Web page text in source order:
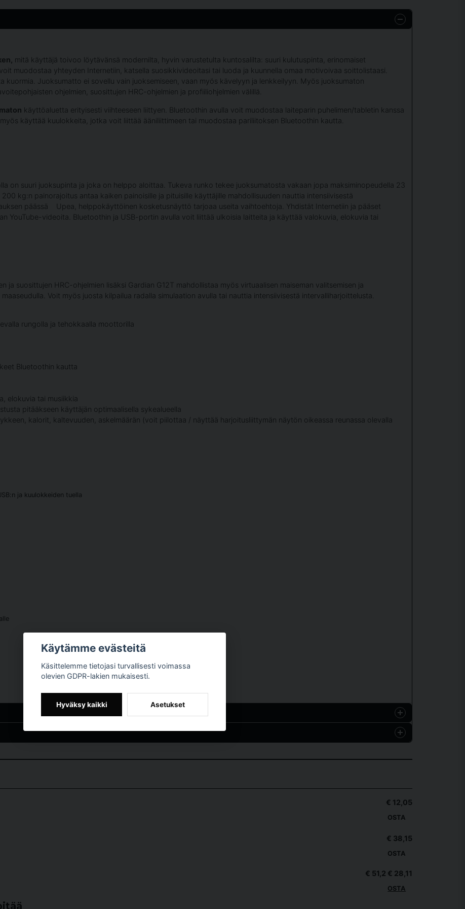
mitä käyttäjä toivoo löytävänsä modernilta, hyvin varustetulta kuntosalilta: suuri kulutuspinta, erinomaiset
muodostaa yhteyden Internetiin, katsella suosikkivideoitasi tai luoda ja kuunnella omaa motivoivaa soittolistaasi.
kuormia. Juoksumatto ei sovellu vain juoksemiseen, vaan myös kävelyyn ja lenkkeilyyn. Myös juoksumaton
ohjelmien, suosittujen HRC-ohjelmien ja profiiliohjelmien välillä.
käyttöaluetta erityisesti viihteeseen liittyen. Bluetoothin avulla voit muodostaa laiteparin puhelimen/tabletin kanssa
käyttää kuulokkeita, jotka voit liittää ääniliittimeen tai muodostaa pariliitoksen Bluetoothin kautta.
on suuri juoksupinta ja joka on helppo aloittaa. Tukeva runko tekee juoksumatosta vakaan jopa maksiminopeudella 23
kg:n painorajoitus antaa kaiken painoisille ja pituisille käyttäjille mahdollisuuden nauttia intensiivisestä
päässä Upea, helppokäyttöinen kosketusnäyttö tarjoaa useita vaihtoehtoja. Yhdistät Internetiin ja pääset
YouTube-videoita. Bluetoothin ja USB-portin avulla voit liittää ulkoisia laitteita ja käyttää valokuvia, elokuvia tai
ja suosittujen HRC-ohjelmien lisäksi Gardian G12T mahdollistaa myös virtuaalisen maiseman valitsemisen ja
Voit myös juosta kilpailua radalla simulaation avulla tai nauttia intensiivisestä intervalliharjoittelusta.
rungolla ja tehokkaalla moottorilla
Bluetoothin kautta
elokuvia tai musiikkia
pitääkseen käyttäjän optimaalisella sykealueella
kalorit, kaltevuuden, askelmäärän (voit piilottaa / näyttää harjoitusliittymän näytön oikeassa reunassa olevalla
ja kuulokkeiden tuella
€ 12,05
OSTA
€ 38,15
OSTA
€ 51,2 € 28,11
OSTA
Käytämme evästeitä
Käsittelemme tietojasi turvallisesti voimassa
olevien GDPR-lakien mukaisesti.
Hyväksy kaikki Asetukset